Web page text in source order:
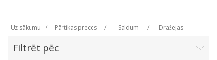
Uz sākumu / Pārtikas preces / Saldumi / Dražejas
Filtrēt pēc